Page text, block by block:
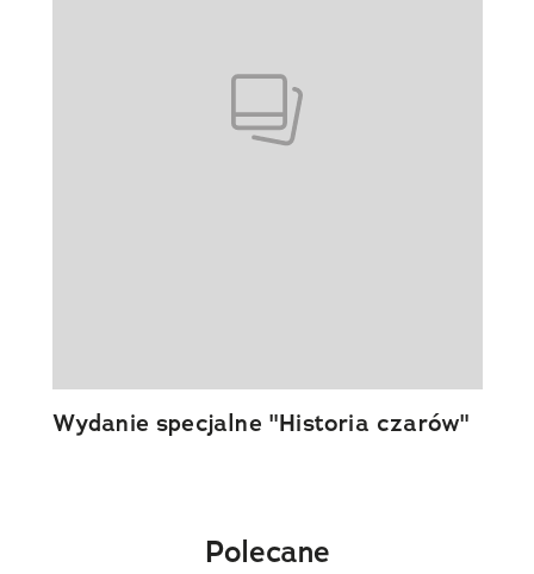
Wydanie specjalne "Historia czarów"
Polecane